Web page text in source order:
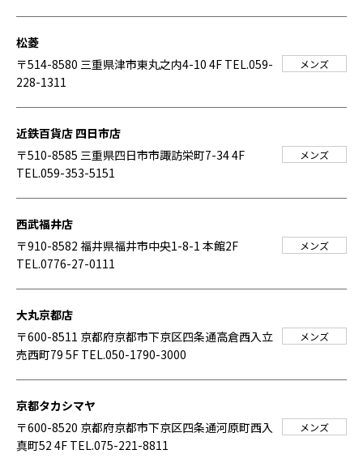
松菱
〒514-8580 三重県津市東丸之内4-10 4F TEL.059-
228-1311
メンズ
近鉄百貨店 四日市店
〒510-8585 三重県四日市市諏訪栄町7-34 4F
TEL.059-353-5151
メンズ
西武福井店
〒910-8582 福井県福井市中央1-8-1 本館2F
TEL.0776-27-0111
メンズ
大丸京都店
〒600-8511 京都府京都市下京区四条通高倉西入立
売西町79 5F TEL.050-1790-3000
メンズ
京都タカシマヤ
〒600-8520 京都府京都市下京区四条通河原町西入
真町52 4F TEL.075-221-8811
メンズ